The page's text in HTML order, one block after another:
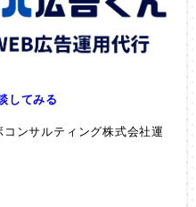
してみる
ンサルティング株式会社運